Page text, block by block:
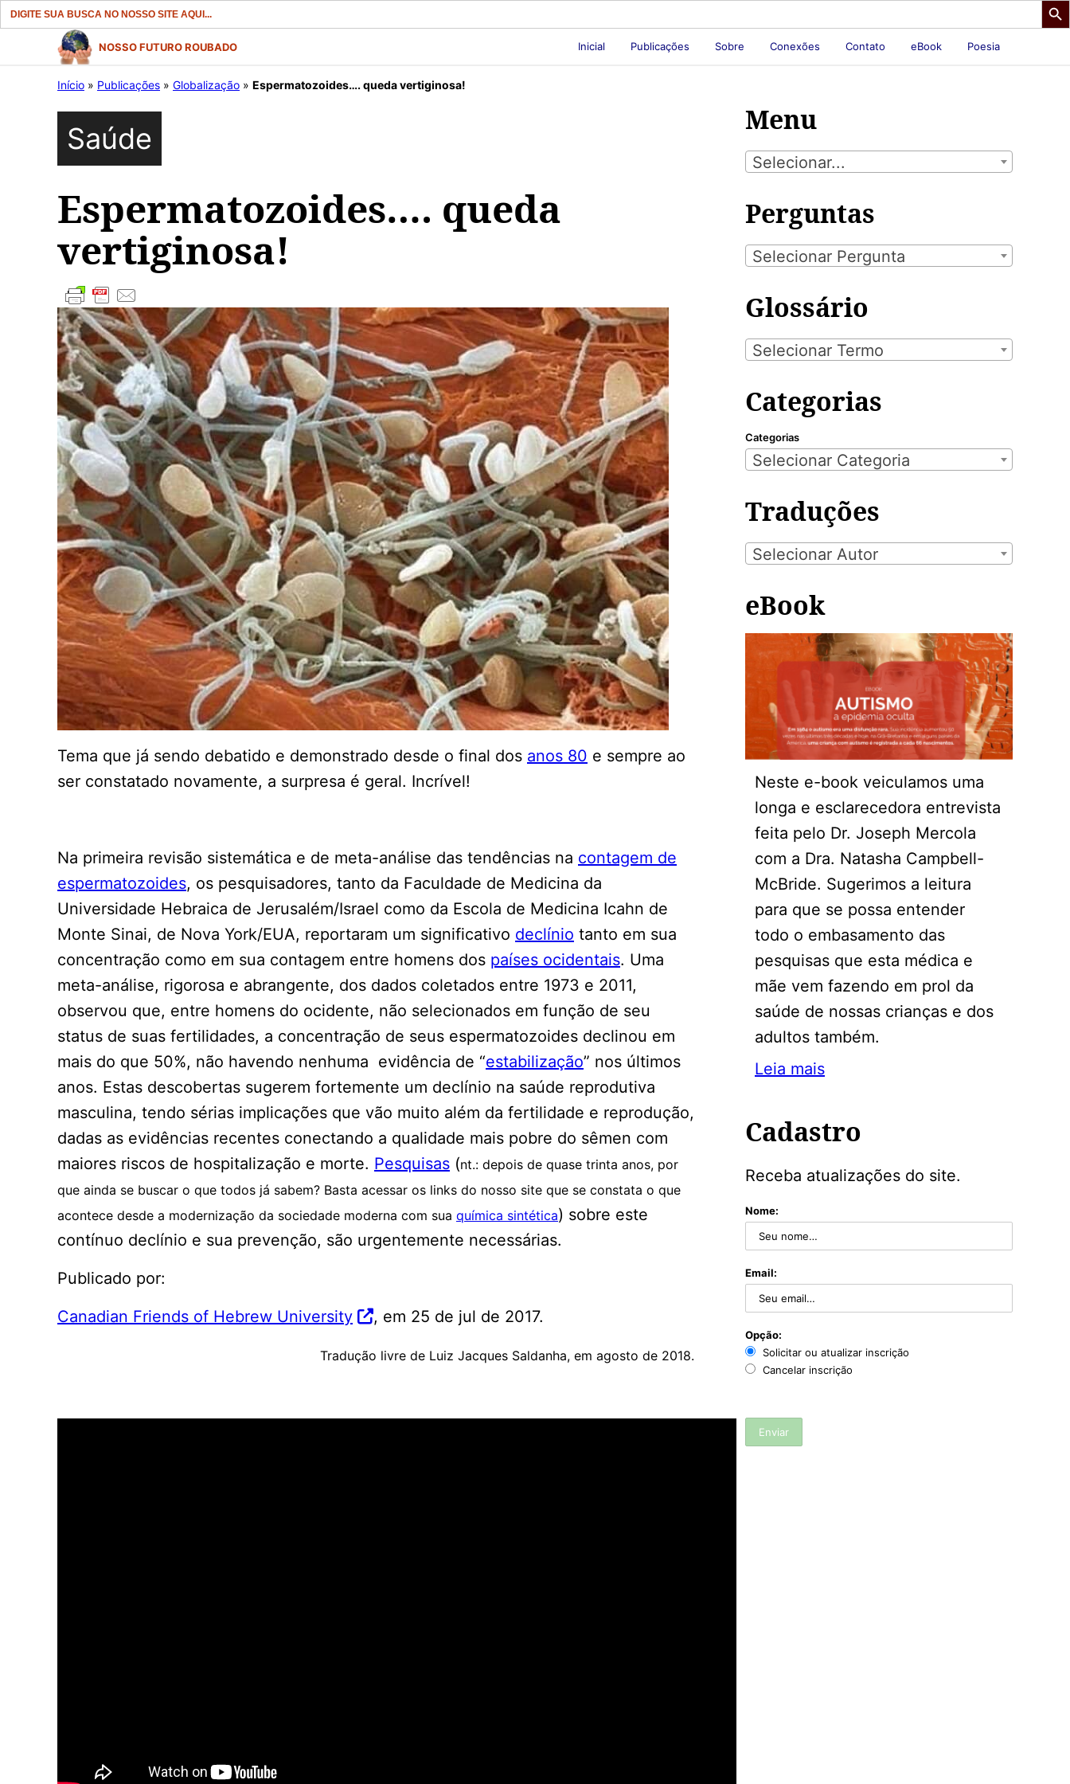
Search
for:
conteúdo
NOSSO FUTURO ROUBADO Inicial Publicações Sobre Conexões Contato eBook Poesia
Início » Publicações » Globalização » Espermatozoides…. queda vertiginosa!
Saúde
Espermatozoides…. queda
vertiginosa!
Tema que já sendo debatido e demonstrado desde o final dos anos 80 e sempre ao
ser constatado novamente, a surpresa é geral. Incrível!
Na primeira revisão sistemática e de meta-análise das tendências na contagem de
espermatozoides, os pesquisadores, tanto da Faculdade de Medicina da
Universidade Hebraica de Jerusalém/Israel como da Escola de Medicina Icahn de
Monte Sinai, de Nova York/EUA, reportaram um significativo declínio tanto em sua
concentração como em sua contagem entre homens dos países ocidentais. Uma
meta-análise, rigorosa e abrangente, dos dados coletados entre 1973 e 2011,
observou que, entre homens do ocidente, não selecionados em função de seu
status de suas fertilidades, a concentração de seus espermatozoides declinou em
mais do que 50%, não havendo nenhuma evidência de “estabilização” nos últimos
anos. Estas descobertas sugerem fortemente um declínio na saúde reprodutiva
masculina, tendo sérias implicações que vão muito além da fertilidade e reprodução,
dadas as evidências recentes conectando a qualidade mais pobre do sêmen com
maiores riscos de hospitalização e morte. Pesquisas (nt.: depois de quase trinta anos, por
que ainda se buscar o que todos já sabem? Basta acessar os links do nosso site que se constata o que
acontece desde a modernização da sociedade moderna com sua química sintética) sobre este
contínuo declínio e sua prevenção, são urgentemente necessárias.
Publicado por:
Canadian Friends of Hebrew University
, em 25 de jul de 2017.
Tradução livre de Luiz Jacques Saldanha, em agosto de 2018.
Menu
Selecionar...
Perguntas
Selecionar Pergunta
Glossário
Selecionar Termo
Categorias
Categorias
Selecionar Categoria
Traduções
Selecionar Autor
eBook
Neste e-book veiculamos uma
longa e esclarecedora entrevista
feita pelo Dr. Joseph Mercola
com a Dra. Natasha Campbell-
McBride. Sugerimos a leitura
para que se possa entender
todo o embasamento das
pesquisas que esta médica e
mãe vem fazendo em prol da
saúde de nossas crianças e dos
adultos também.
Leia mais
Cadastro
Receba atualizações do site.
Nome:
Email:
Opção:
Solicitar ou atualizar inscrição
Cancelar inscrição